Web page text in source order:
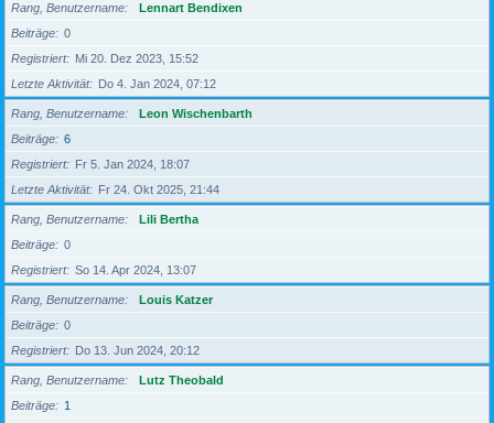
Rang, Benutzername
Lennart Bendixen
Beiträge
0
Registriert
Mi 20. Dez 2023, 15:52
Letzte Aktivität
Do 4. Jan 2024, 07:12
Rang, Benutzername
Leon Wischenbarth
Beiträge
6
Registriert
Fr 5. Jan 2024, 18:07
Letzte Aktivität
Fr 24. Okt 2025, 21:44
Rang, Benutzername
Lili Bertha
Beiträge
0
Registriert
So 14. Apr 2024, 13:07
Rang, Benutzername
Louis Katzer
Beiträge
0
Registriert
Do 13. Jun 2024, 20:12
Rang, Benutzername
Lutz Theobald
Beiträge
1